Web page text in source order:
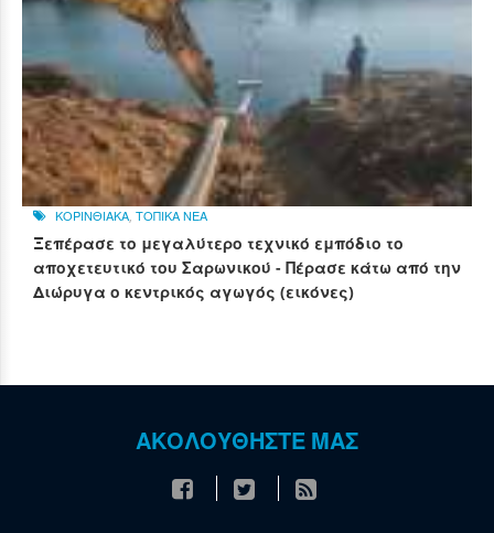
ΚΟΡΙΝΘΙΑΚΑ ΤΟΠΙΚΑ ΝΕΑ
Ξεπέρασε το μεγαλύτερο τεχνικό εμπόδιο το
αποχετευτικό του Σαρωνικού - Πέρασε κάτω από την
Διώρυγα ο κεντρικός αγωγός (εικόνες)
ΑΚΟΛΟΥΘΗΣΤΕ ΜΑΣ